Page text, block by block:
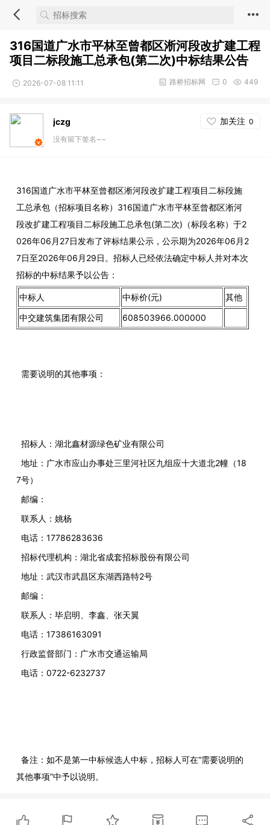
316国道广水市平林至曾都区淅河段改扩建工程
项目二标段施工总承包(第二次)中标结果公告
2026-07-08 11:11 449
0
路桥招标网
jczg 加关注 0
没有留下签名~~
316国道广水市平林至曾都区淅河段改扩建工程项目二标段施
工总承包（招标项目名称）316国道广水市平林至曾都区淅河
段改扩建工程项目二标段施工总承包(第二次)（标段名称）于2
026年06月27日发布了评标结果公示，公示期为2026年06月2
7日至2026年06月29日。招标人已经依法确定中标人并对本次
招标的中标结果予以公告：
中标人 中标价(元)
其他
中交建筑集团有限公司
608503966.000000
需要说明的其他事项：
招标人：湖北鑫材源绿色矿业有限公司
地址：广水市应山办事处三里河社区九组应十大道北2幢（18
7号）
邮编：
联系人：姚杨
电话：17786283636
招标代理机构：湖北省成套招标股份有限公司
地址：武汉市武昌区东湖西路特2号
邮编：
联系人：毕启明、李鑫、张天翼
电话：17386163091
行政监督部门：广水市交通运输局
电话：0722-6232737
备注：如不是第一中标候选人中标，招标人可在“需要说明的
其他事项”中予以说明。